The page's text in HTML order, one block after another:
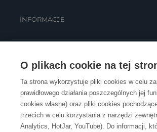
O plikach cookie na tej
Ta strona wykorzystuje pliki cookies w celu
prawidłowego działania poszczególnych jej
cookies własne) oraz pliki cookies
trzecich w celu korzystania z narzędzi
Analytics, HotJar, YouTube). Do informacji,
INFORMACJE
OBSŁUGA KLIENTA
KONTAKT